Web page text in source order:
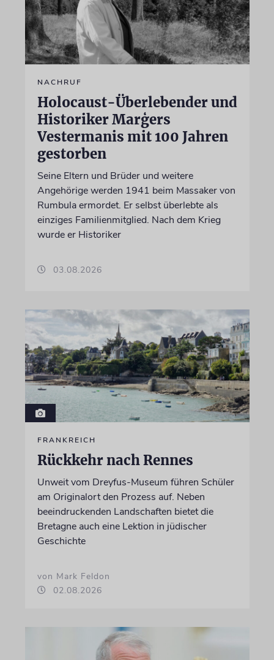
NACHRUF
Holocaust-Überlebender und
Historiker Marģers
Vestermanis mit 100 Jahren
gestorben
Seine Eltern und Brüder und weitere
Angehörige werden 1941 beim Massaker von
Rumbula ermordet. Er selbst überlebte als
einziges Familienmitglied. Nach dem Krieg
wurde er Historiker
03.08.2026
FRANKREICH
Rückkehr nach Rennes
Unweit vom Dreyfus-Museum führen Schüler
am Originalort den Prozess auf. Neben
beeindruckenden Landschaften bietet die
Bretagne auch eine Lektion in jüdischer
Geschichte
von Mark Feldon
02.08.2026